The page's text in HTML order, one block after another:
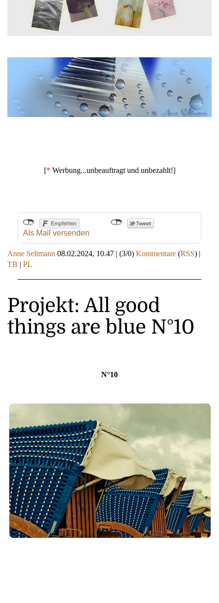
[* Werbung...unbeauftragt und unbezahlt!]
Als Mail versenden
Anne Seltmann 08.02.2024, 10.47 | (3/0) Kommentare (RSS) |
TB | PL
Projekt: All good
things are blue N°10
N°10